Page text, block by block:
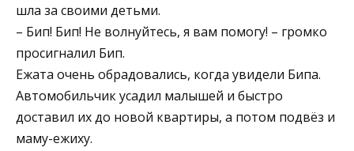
шла за своими детьми.
– Бип! Бип! Не волнуйтесь, я вам помогу! – громко
просигналил Бип.
Ежата очень обрадовались, когда увидели Бипа.
Автомобильчик усадил малышей и быстро
доставил их до новой квартиры, а потом подвёз и
маму-ежиху.